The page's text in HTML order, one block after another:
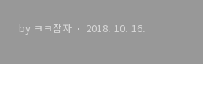
by ㅋㅋ잠자 2018. 10. 16.